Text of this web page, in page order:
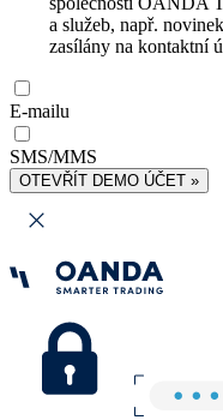
a služeb, např.
zasílány na kontaktní
E-mailu
SMS/MMS
OTEVŘÍT DEMO ÚČET »